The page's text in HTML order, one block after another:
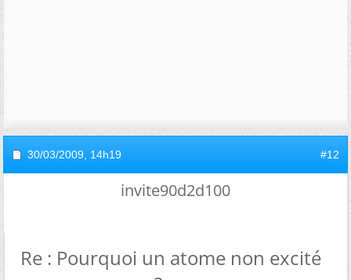
30/03/2009, 14h19 #12
invite90d2d100
Re : Pourquoi un atome non excité